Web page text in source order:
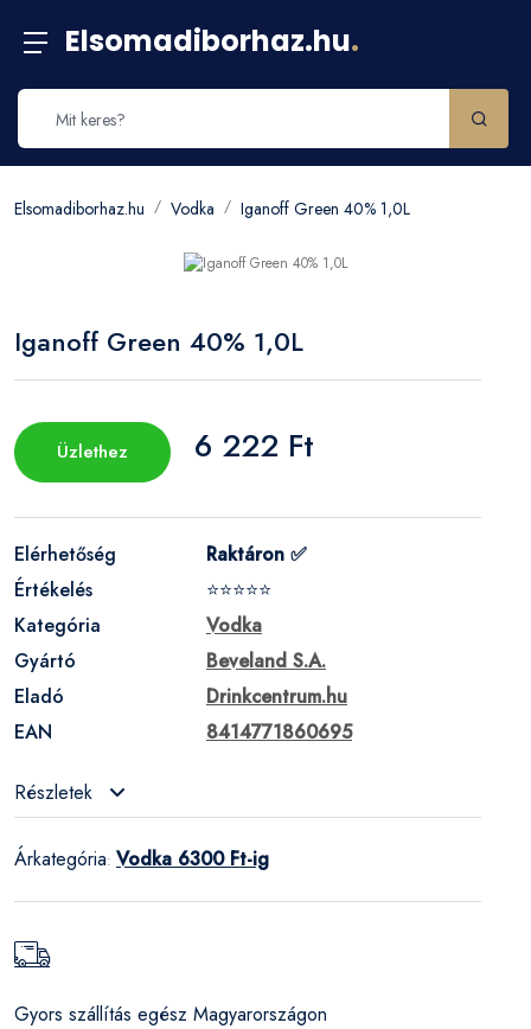
Elsomadiborhaz.hu.
Elsomadiborhaz.hu Vodka Iganoff Green 40% 1,0L
Iganoff Green 40% 1,0L
Üzlethez 6 222 Ft
Elérhetőség
Raktáron ✅
Értékelés
⭐⭐⭐⭐⭐
Kategória
Vodka
Gyártó
Beveland S.A.
Eladó
Drinkcentrum.hu
EAN
8414771860695
Részletek
Árkategória: Vodka 6300 Ft-ig
Gyors szállítás egész Magyarországon